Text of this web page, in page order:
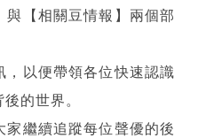
與【相關豆情報】兩個部
，以便帶領各位快速認識
的世界。
家繼續追蹤每位聲優的後